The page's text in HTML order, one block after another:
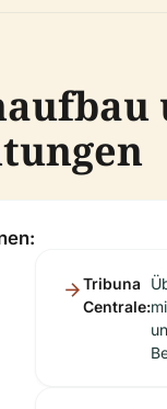
Tribuna
Centrale: